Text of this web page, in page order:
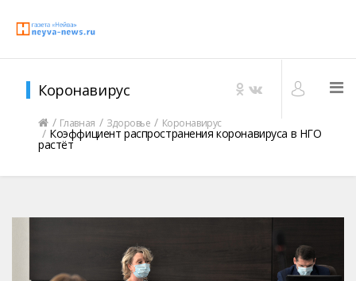
Коронавирус
Главная Здоровье Коронавирус
Коэффициент распространения коронавируса в НГО
растёт